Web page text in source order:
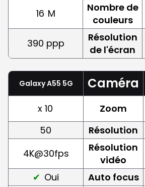
16 M
Nombre de
couleurs
390 ppp
Résolution
de l'écran
Galaxy A55 5G Caméra
x 10 Zoom
50
Résolution
4K@30fps
Résolution
vidéo
Oui
Auto focus